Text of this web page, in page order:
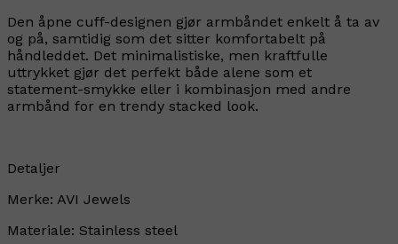
Den åpne cuff-designen gjør armbåndet enkelt å ta av
og på, samtidig som det sitter komfortabelt på
håndleddet. Det minimalistiske, men kraftfulle
uttrykket gjør det perfekt både alene som et
statement-smykke eller i kombinasjon med andre
armbånd for en trendy stacked look.
Detaljer
Merke: AVI Jewels
Materiale: Stainless steel